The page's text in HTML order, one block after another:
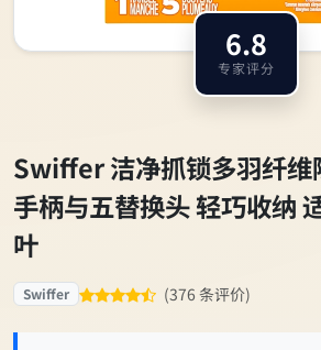
6.8
专家评分
Swiffer 洁净抓锁多羽纤维
手柄与五替换头 轻巧收纳
叶
Swiffer (376 条评价)